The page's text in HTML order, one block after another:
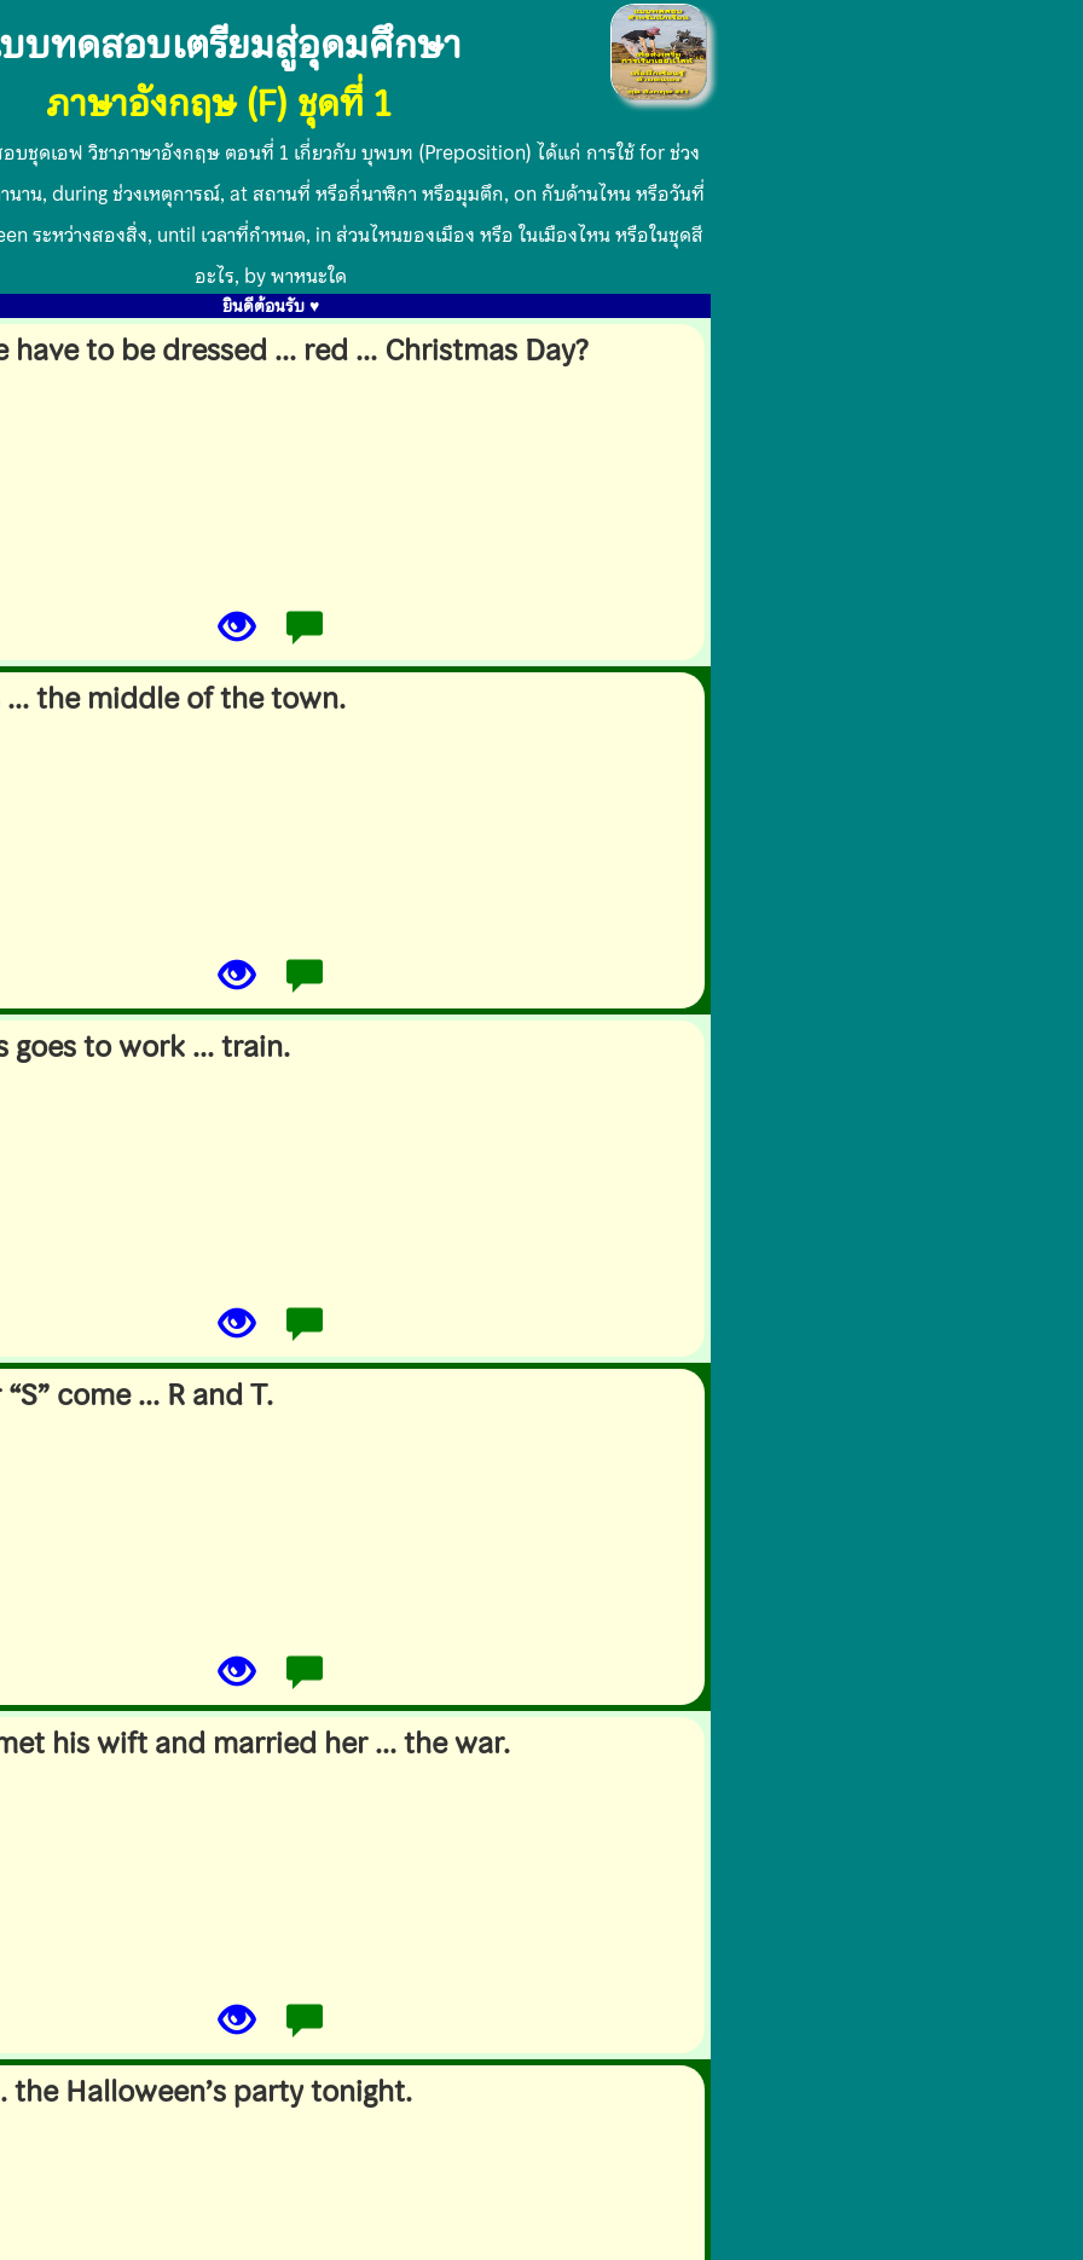
บทดสอบเตรียมสู่อุดมศึกษา
ภาษาอังกฤษ (F) ชุดที่ 1
บชุดเอฟ วิชาภาษาอังกฤษ ตอนที่ 1 เกี่ยวกับ บุพบท (Preposition) ได้แก่ การใช้ for ช่วง
านาน, during ช่วงเหตุการณ์, at สถานที่ หรือกี่นาฬิกา หรือมุมตึก, on กับด้านไหน หรือวันที่
ระหว่างสองสิ่ง, until เวลาที่กำหนด, in ส่วนไหนของเมือง หรือ ในเมืองไหน หรือในชุดสี
อะไร, by พาหนะใด
ยินดีต้อนรับ ♥
have to be dressed ... red ... Christmas Day?
... the middle of the town.
goes to work ... train.
come ... R and T.
his wift and married her ... the war.
the Halloween’s party tonight.